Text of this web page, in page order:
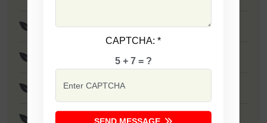
F1 - Sarika
F1 - Tania
CAPTCHA:*
5 + 7 = ?
SEND MESSAGE